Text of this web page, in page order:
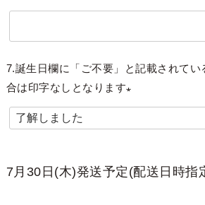
7.誕生日欄に「ご不要」と記載されてい
合は印字なしとなります
必
)
7月30日(木)発送予定(配送日時指